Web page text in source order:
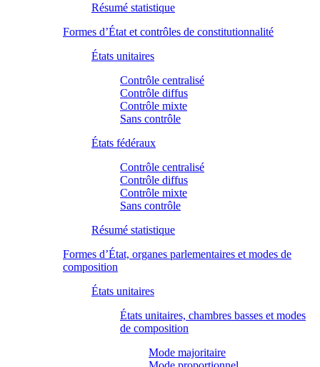
Résumé statistique
Formes d’État et contrôles de constitutionnalité
États unitaires
Contrôle centralisé
Contrôle diffus
Contrôle mixte
Sans contrôle
États fédéraux
Contrôle centralisé
Contrôle diffus
Contrôle mixte
Sans contrôle
Résumé statistique
Formes d’État, organes parlementaires et modes de
composition
États unitaires
États unitaires, chambres basses et modes
de composition
Mode majoritaire